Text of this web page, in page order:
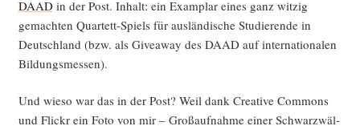
DAADin der Post. Inhalt: ein Exam­plar eines ganz wit­zig
gemach­ten Quar­tett-Spiels für aus­län­di­sche Stu­die­ren­de in
Deutsch­land (bzw. als Givea­way des DAAD auf inter­na­tio­na­len
Bildungsmessen).
Und wie­so war das in der Post? Weil dank Crea­ti­ve Com­mons
und Flickr ein Foto von mir – Groß­auf­nah­me einer Schwarz­wäl­